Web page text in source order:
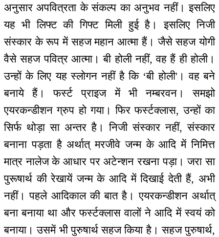
अनुसार अपवित्रता के संकल्प का अनुभव नहीं। इसलिए
यह भी लिफ्ट की गिफ्ट मिली हुई है। इसलिए निजी
संस्कार के रूप में सहज महान आत्मा हैं। जैसे सहज योगी
वैसे सहज पवित्र आत्मा। बी होली नहीं, वह हैं ही होली।
उन्हों के लिए यह स्लोगन नहीं है कि ‘बी होली'। वह बने
बनाये हैं। फर्स्ट प्राइज में भी नम्बरवन। समझो
एयरकन्डीशन ग्रुप हो गया। फिर फर्स्टक्लास, उन्हों का
सिर्फ थोड़ा सा अन्तर है। निजी संस्कार नहीं, संस्कार
बनाना पड़ता है अर्थात् मरजीवे जन्म के आदि में निमित्त
मात्र नालेज के आधार पर अटेन्शन रखना पड़ा। जरा सा
पुरूषार्थ की रेखायें जन्म के आदि में दिखाई देती हैं, अभी
नहीं। पहले आदिकाल की बात है। एयरकन्डीशन अर्थात्
बना बनाया था और फर्स्टक्लास वालों ने आदि में स्वयं को
बनाया। उसमें भी पुरुषार्थ सहज किया है। सहज पुरुषार्थ,